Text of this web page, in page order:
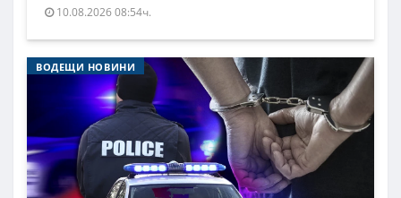
10.08.2026 08:54ч.
ВОДЕЩИ НОВИНИ